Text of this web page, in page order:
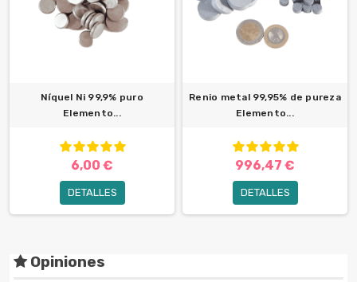
Níquel Ni 99,9% puro
Elemento...
6,00 €
DETALLES
Renio metal 99,95% de pureza
Elemento...
996,47 €
DETALLES
Opiniones